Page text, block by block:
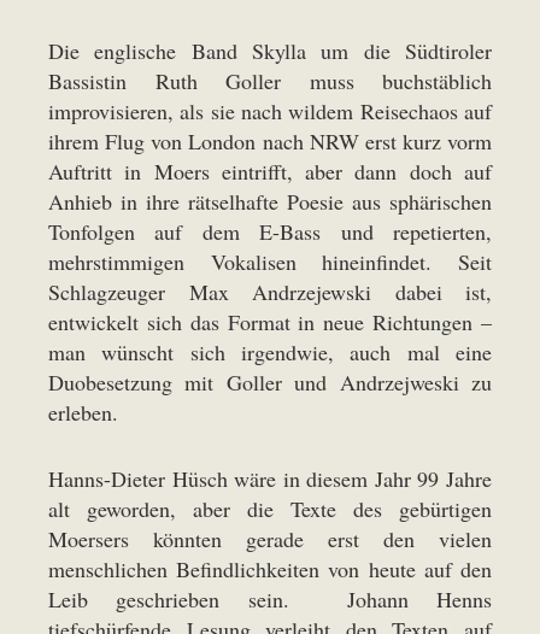
Die englische Band Skylla um die Südtiroler
Bassistin Ruth Goller muss buchstäblich
improvisieren, als sie nach wildem Reisechaos auf
ihrem Flug von London nach NRW erst kurz vorm
Auftritt in Moers eintrifft, aber dann doch auf
Anhieb in ihre rätselhafte Poesie aus sphärischen
Tonfolgen auf dem E-Bass und repetierten,
mehrstimmigen Vokalisen hineinfindet. Seit
Schlagzeuger Max Andrzejewski dabei ist,
entwickelt sich das Format in neue Richtungen –
man wünscht sich irgendwie, auch mal eine
Duobesetzung mit Goller und Andrzejweski zu
erleben.
Hanns-Dieter Hüsch wäre in diesem Jahr 99 Jahre
alt geworden, aber die Texte des gebürtigen
Moersers könnten gerade erst den vielen
menschlichen Befindlichkeiten von heute auf den
Leib geschrieben sein. Johann Henns